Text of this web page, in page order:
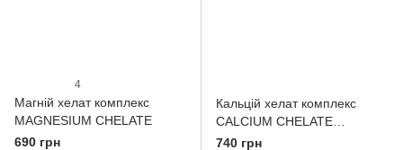
4
Магній хелат комплекс
MAGNESIUM CHELATE
690 грн
Кальцій хелат комплекс
CALCIUM CHELATE
COMPLEX
740 грн